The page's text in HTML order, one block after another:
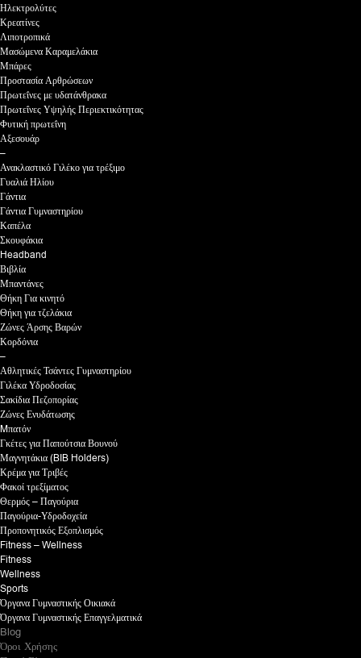
Ηλεκτρολύτες
Κρεατίνες
Λιποτροπικά
Μασώμενα Καραμελάκια
Μπάρες
Προστασία Αρθρώσεων
Πρωτεΐνες με υδατάνθρακα
Πρωτεΐνες Υψηλής Περιεκτικότητας
Φυτική πρωτεΐνη
Αξεσουάρ
–
Ανακλαστικό Γιλέκο για τρέξιμο
Γυαλιά Ηλίου
Γάντια
Γάντια Γυμναστηρίου
Καπέλα
Σκουφάκια
Headband
Βιβλία
Μπαντάνες
Θήκη Για κινητό
Θήκη για τζελάκια
Ζώνες Άρσης Βαρών
Κορδόνια
–
Αθλητικές Τσάντες Γυμναστηρίου
Γιλέκα Υδροδοσίας
Σακίδια Πεζοπορίας
Ζώνες Ενυδάτωσης
Mπατόν
Γκέτες για Παπούτσια Βουνού
Μαγνητάκια (BIB Holders)
Κρέμα για Τριβές
Φακοί τρεξίματος
Θερμός – Παγούρια
Παγούρια-Υδροδοχεία
Προπονητικός Εξοπλισμός
Fitness – Wellness
Fitness
Wellness
Sports
Όργανα Γυμναστικής Οικιακά
Όργανα Γυμναστικής Επαγγελματικά
Blog
Όροι Χρήσης